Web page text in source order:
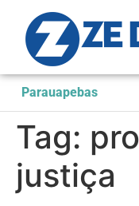
Parauapebas
Tag:
justiça